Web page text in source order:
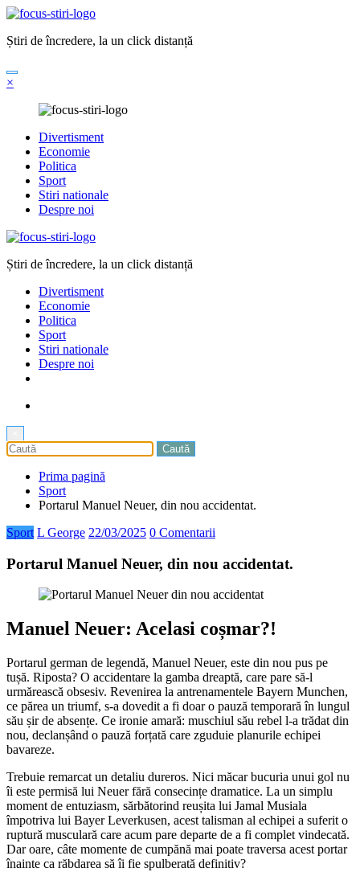
Sari
conținut
Știri de încredere, la un click distanță
×
Divertisment
Economie
Politica
Sport
Stiri nationale
Despre noi
Știri de încredere, la un click distanță
Divertisment
Economie
Politica
Sport
Stiri nationale
Despre noi
Prima pagină
Sport
Portarul Manuel Neuer, din nou accidentat.
Sport L George 22/03/2025 0 Comentarii
Portarul Manuel Neuer, din nou accidentat.
Manuel Neuer: Acelasi coșmar?!
Portarul german de legendă, Manuel Neuer, este din nou pus pe
tușă. Riposta? O accidentare la gamba dreaptă, care pare să-l
urmărească obsesiv. Revenirea la antrenamentele Bayern Munchen,
ce părea un triumf, s-a dovedit a fi doar o pauză temporară în lungul
său șir de absențe. Ce ironie amară: muschiul său rebel l-a trădat din
nou, declanșând o pauză forțată care zguduie planurile echipei
bavareze.
Trebuie remarcat un detaliu dureros. Nici măcar bucuria unui gol nu
îi este permisă lui Neuer fără consecințe dramatice. La un simplu
moment de entuziasm, sărbătorind reușita lui Jamal Musiala
împotriva lui Bayer Leverkusen, acest talisman al echipei a suferit o
ruptură musculară care acum pare departe de a fi complet vindecată.
Dar oare, câte momente de cumpănă mai poate traversa acest portar
înainte ca răbdarea să îi fie spulberată definitiv?